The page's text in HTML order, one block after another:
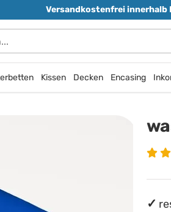
Versandkostenfrei innerhalb
Kissen Decken Encasing